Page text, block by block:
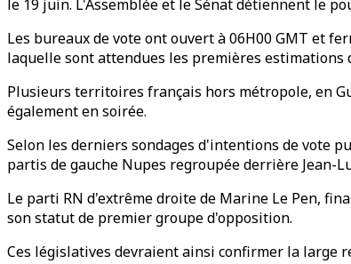
le 19 juin. L'Assemblée et le Sénat détiennent le
Les bureaux de vote ont ouvert à 06H00 GMT et
laquelle sont attendues les premières estimations
Plusieurs territoires français hors métropole, en
également en soirée.
Selon les derniers sondages d'intentions de vote
partis de gauche Nupes regroupée derrière Jean-
Le parti RN d'extrême droite de Marine Le Pen,
son statut de premier groupe d'opposition.
Ces législatives devraient ainsi confirmer la large